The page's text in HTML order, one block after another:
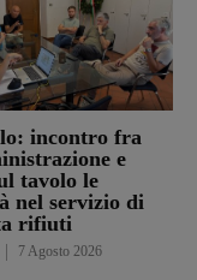
incontro fra
e
tavolo le
nel servizio di
rifiuti
7 Agosto 2026